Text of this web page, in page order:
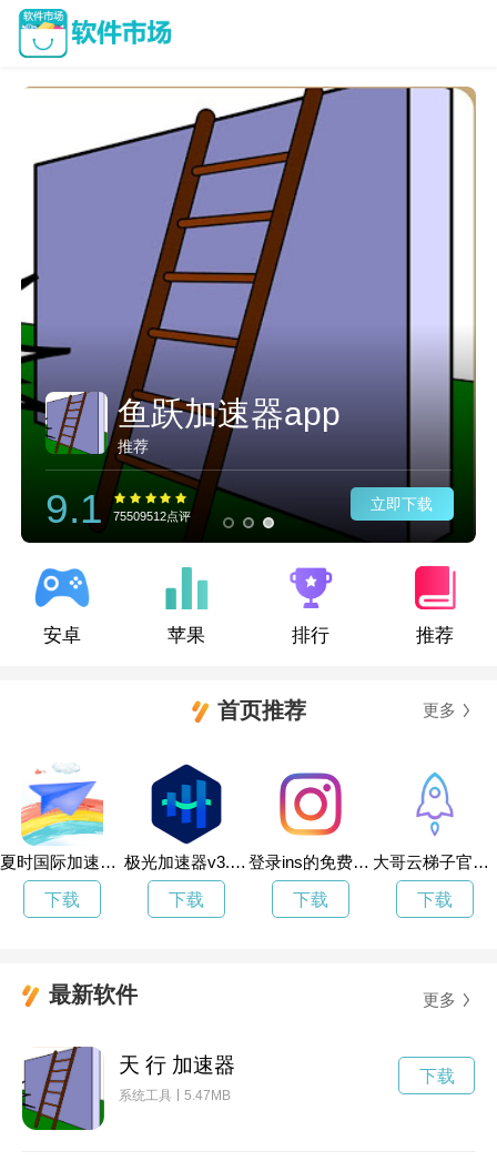
鱼跃加速器app
推荐
9.1 75509512点评
立即下载
安卓 苹果 排行 推荐
首页推荐 更多
夏时国际加速器安卓怎么下载
下载
极光加速器v3.o.5
下载
登录ins的免费加速器
下载
大哥云梯子官网入口
下载
最新软件 更多
天 行 加速器
系统工具 5.47MB
下载